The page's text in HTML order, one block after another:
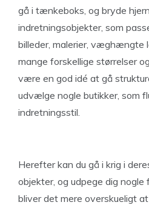
gå i tænkeboks, og bryde
indretningsobjekter, som
billeder, malerier, væghængte
mange forskellige størrelser
være en god idé at gå
udvælge nogle butikker, som
indretningsstil.
Herefter kan du gå i krig i
objekter, og udpege dig
bliver det mere overskueligt